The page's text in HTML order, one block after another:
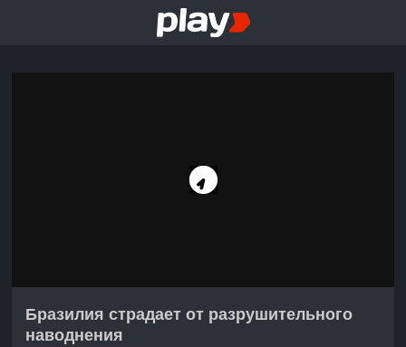
Бразилия страдает от разрушительного
наводнения